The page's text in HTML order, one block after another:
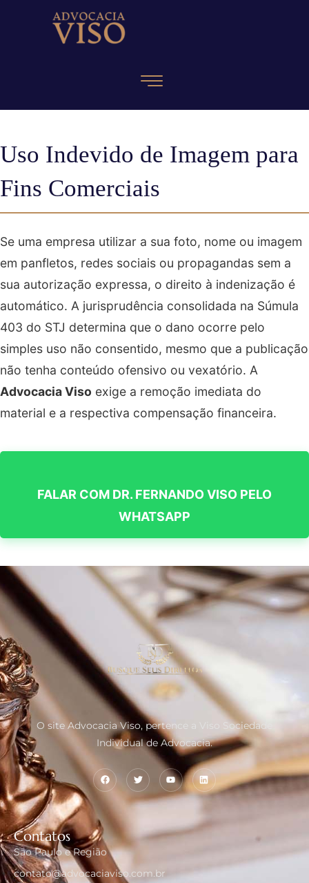
Uso Indevido de Imagem para
Fins Comerciais
Se uma empresa utilizar a sua foto, nome ou imagem
em panfletos, redes sociais ou propagandas sem a
sua autorização expressa, o direito à indenização é
automático. A jurisprudência consolidada na Súmula
403 do STJ determina que o dano ocorre pelo
simples uso não consentido, mesmo que a publicação
não tenha conteúdo ofensivo ou vexatório. A
Advocacia Viso exige a remoção imediata do
material e a respectiva compensação financeira.
FALAR COM DR. FERNANDO VISO PELO
WHATSAPP
O site Advocacia Viso, pertence a Viso Sociedade
Individual de Advocacia.
Contatos
São Paulo e Região
contato@advocaciaviso.com.br